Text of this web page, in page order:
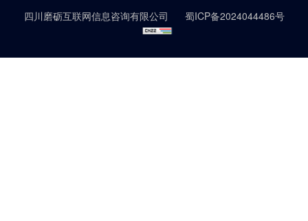
四川磨砺互联网信息咨询有限公司 蜀ICP备2024044486号